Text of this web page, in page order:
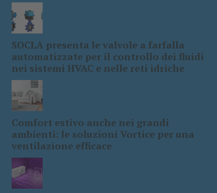
SOCLA presenta le valvole a farfalla
automatizzate per il controllo dei fluidi
nei sistemi HVAC e nelle reti idriche
Comfort estivo anche nei grandi
ambienti: le soluzioni Vortice per una
ventilazione efficace